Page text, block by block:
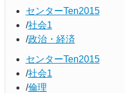
センターTen2015
社会1
政治・経済
センターTen2015
社会1
倫理